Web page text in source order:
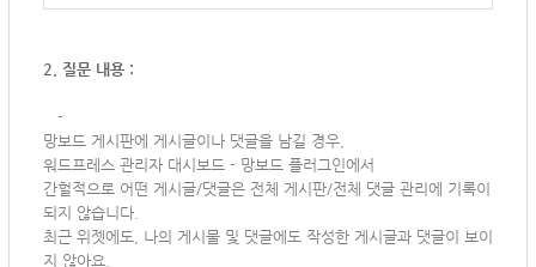
2. 질문 내용 :
-
망보드 게시판에 게시글이나 댓글을 남길 경우,
워드프레스 관리자 대시보드 - 망보드 플러그인에서
간헐적으로 어떤 게시글/댓글은 전체 게시판/전체 댓글 관리에 기록이
되지 않습니다.
최근 위젯에도, 나의 게시물 및 댓글에도 작성한 게시글과 댓글이 보이
지 않아요.